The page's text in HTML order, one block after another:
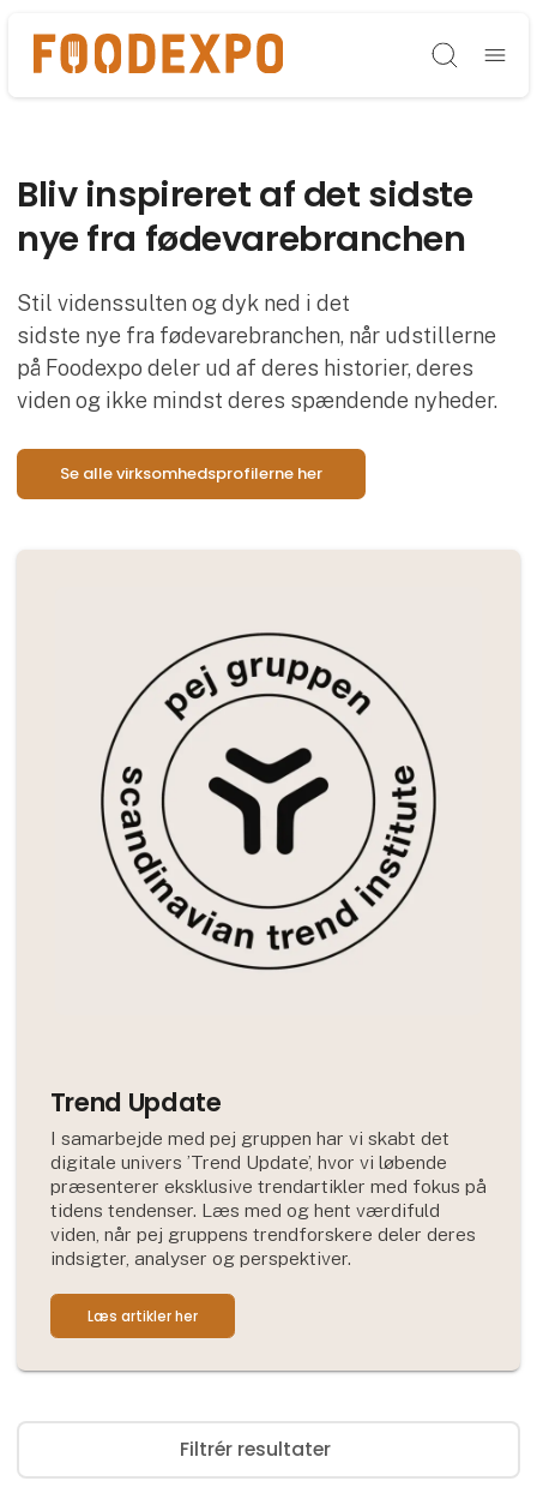
Søg
Bliv inspireret af det sidste
nye fra fødevarebranchen
Stil videnssulten og dyk ned i det
sidste nye fra fødevarebranchen, når udstillerne
på Foodexpo deler ud af deres historier, deres
viden og ikke mindst deres spændende nyheder.
Se alle virksomhedsprofilerne her
Trend Update
I samarbejde med pej gruppen har vi skabt det
digitale univers ’Trend Update’, hvor vi løbende
præsenterer eksklusive trendartikler med fokus på
tidens tendenser. Læs med og hent værdifuld
viden, når pej gruppens trendforskere deler deres
indsigter, analyser og perspektiver.
Læs artikler her
Filtrér resultater